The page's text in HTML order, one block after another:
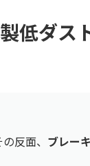
低ダス
反面、 ブレー